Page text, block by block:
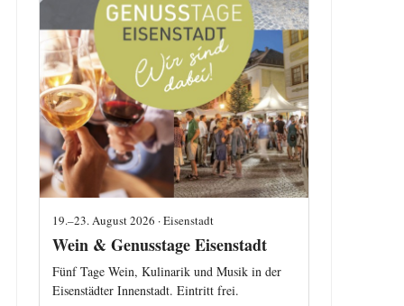
19.–23. August 2026 · Eisenstadt
Wein & Genusstage Eisenstadt
Fünf Tage Wein, Kulinarik und Musik in der
Eisenstädter Innenstadt. Eintritt frei.